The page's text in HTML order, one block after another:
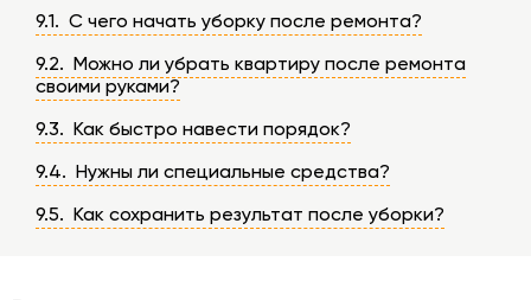
9.1. С чего начать уборку после ремонта?
9.2. Можно ли убрать квартиру после ремонта
своими руками?
9.3. Как быстро навести порядок?
9.4. Нужны ли специальные средства?
9.5. Как сохранить результат после уборки?